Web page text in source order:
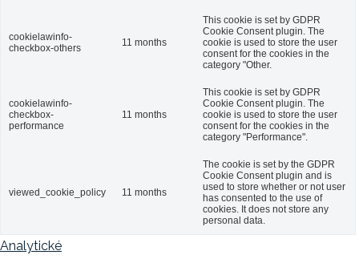
cookielawinfo-
checkbox-others
11 months
This cookie is set by GDPR
Cookie Consent plugin. The
cookie is used to store the user
consent for the cookies in the
category "Other.
cookielawinfo-
checkbox-
performance
11 months
This cookie is set by GDPR
Cookie Consent plugin. The
cookie is used to store the user
consent for the cookies in the
category "Performance".
viewed_cookie_policy 11 months
The cookie is set by the GDPR
Cookie Consent plugin and is
used to store whether or not user
has consented to the use of
cookies. It does not store any
personal data.
Analytické